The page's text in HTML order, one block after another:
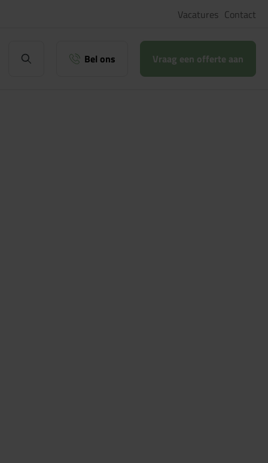
Vacatures Contact
Bel ons Vraag een offerte aan